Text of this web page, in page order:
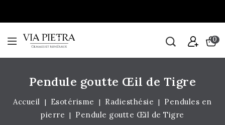
0
Pendule goutte Œil de Tigre
Accueil Esotérisme Radiesthésie
Pendules en
pierre
Pendule goutte Œil de Tigre